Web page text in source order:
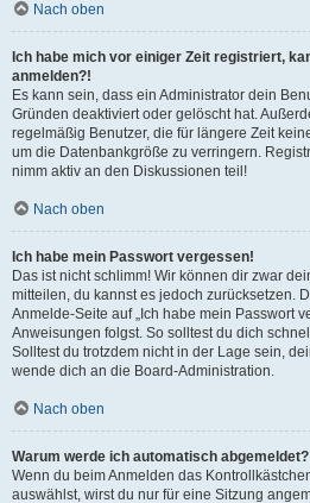
Nach oben
Ich habe mich vor einiger Zeit registriert,
anmelden?!
Es kann sein, dass ein Administrator dein
Gründen deaktiviert oder gelöscht hat.
regelmäßig Benutzer, die für längere Zeit
um die Datenbankgröße zu verringern.
nimm aktiv an den Diskussionen teil!
Nach oben
Ich habe mein Passwort vergessen!
Das ist nicht schlimm! Wir können dir zwar
mitteilen, du kannst es jedoch zurücksetzen.
Anmelde-Seite auf „Ich habe mein Passwort
Anweisungen folgst. So solltest du dich
Solltest du trotzdem nicht in der Lage sein,
wende dich an die Board-Administration.
Nach oben
Warum werde ich automatisch abgemeldet?
Wenn du beim Anmelden das
auswählst, wirst du nur für eine Sitzung